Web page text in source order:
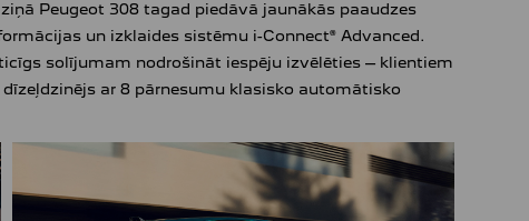
Peugeot 308 tagad piedāvā jaunākās paaudzes
un izklaides sistēmu i-Connect® Advanced.
solījumam nodrošināt iespēju izvēlēties – klientiem
ar 8 pārnesumu klasisko automātisko